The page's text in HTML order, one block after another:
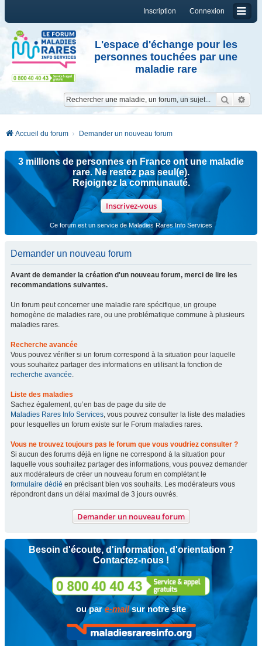
Connexion
Inscription
L'espace d'échange pour les
personnes touchées par une
maladie rare
Accueil du forum Demander un nouveau forum
3 millions de personnes en France ont une maladie
rare. Ne restez pas seul(e).
Rejoignez la communauté.
Inscrivez-vous
Ce forum est un service de Maladies Rares Info Services
Demander un nouveau forum
Avant de demander la création d'un nouveau forum, merci de lire les
recommandations suivantes.
Un forum peut concerner une maladie rare spécifique, un groupe
homogène de maladies rare, ou une problématique commune à plusieurs
maladies rares.
Recherche avancée
Vous pouvez vérifier si un forum correspond à la situation pour laquelle
vous souhaitez partager des informations en utilisant la fonction de
recherche avancée.
Liste des maladies
Sachez également, qu’en bas de page du site de
Maladies Rares Info Services, vous pouvez consulter la liste des maladies
pour lesquelles un forum existe sur le Forum maladies rares.
Vous ne trouvez toujours pas le forum que vous voudriez consulter ?
Si aucun des forums déjà en ligne ne correspond à la situation pour
laquelle vous souhaitez partager des informations, vous pouvez demander
aux modérateurs de créer un nouveau forum en complétant le
formulaire dédié en précisant bien vos souhaits. Les modérateurs vous
répondront dans un délai maximal de 3 jours ouvrés.
Demander un nouveau forum
Besoin d'écoute, d'information, d'orientation ?
Contactez-nous !
ou pare-mailsur notre site